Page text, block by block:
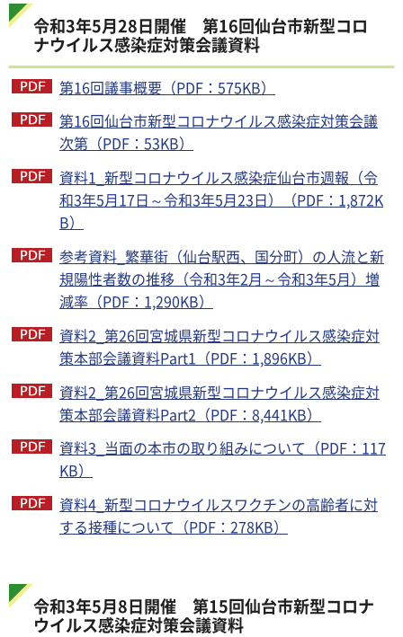
令和3年5月28日開催 第16回仙台市新型コロ
ナウイルス感染症対策会議資料
第16回議事概要（PDF：575KB）
第16回仙台市新型コロナウイルス感染症対策会議
次第（PDF：53KB）
資料1_新型コロナウイルス感染症仙台市週報（令
和3年5月17日～令和3年5月23日）（PDF：1,872K
B）
参考資料_繁華街（仙台駅西、国分町）の人流と新
規陽性者数の推移（令和3年2月～令和3年5月）増
減率（PDF：1,290KB）
資料2_第26回宮城県新型コロナウイルス感染症対
策本部会議資料Part1（PDF：1,896KB）
資料2_第26回宮城県新型コロナウイルス感染症対
策本部会議資料Part2（PDF：8,441KB）
資料3_当面の本市の取り組みについて（PDF：117
KB）
資料4_新型コロナウイルスワクチンの高齢者に対
する接種について（PDF：278KB）
令和3年5月8日開催 第15回仙台市新型コロナ
ウイルス感染症対策会議資料